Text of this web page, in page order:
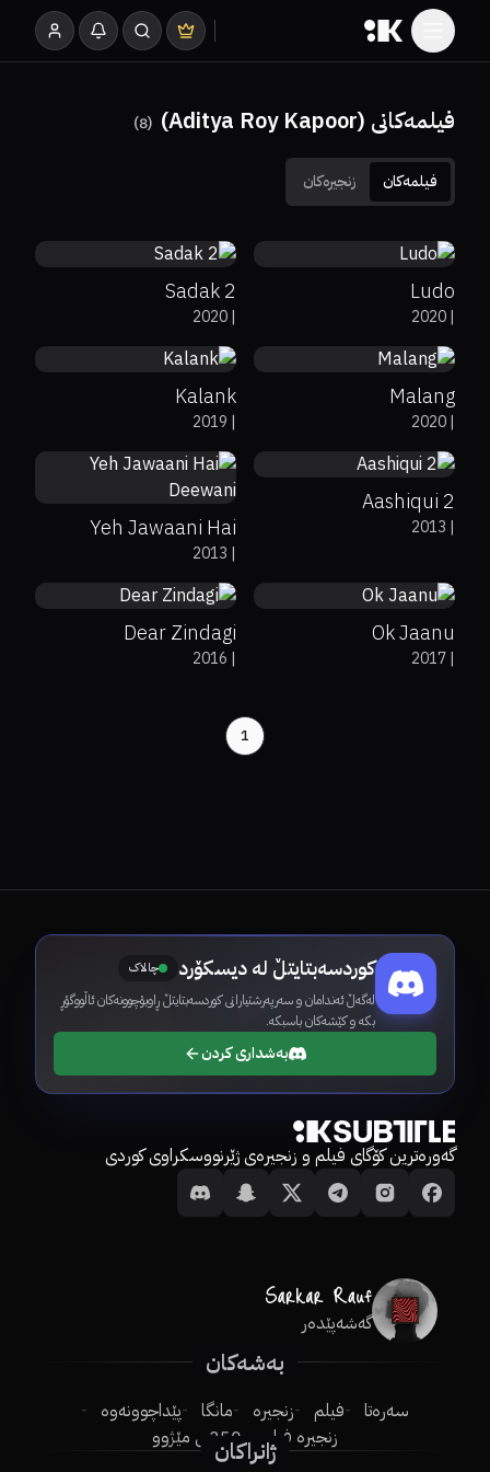
فیلمەکانی (Aditya Roy Kapoor) (
8
)
فیلمەکان زنجیرەکان 7.9
Ludo
|
2020
Sadak 2
|
2020
6.7
Malang
|
2020
3.6
35%
Kalank
|
2019
7
Aashiqui 2
|
2013
7.1
Yeh Jawaani Hai
Deewani|
2013
5.2
Ok Jaanu
|
2017
7.6
69%
0%
Dear Zindagi
|
2016
1
کوردسەبتایتڵ لە دیسکۆرد چالاک
لەگەڵ ئەندامان و سەرپەرشتیارانی کوردسەبتایتڵ ڕاوبۆچوونەکان ئاڵووگۆڕ
بکە و کێشەکان باسبکە.
بەشداری کردن
گەورەترین کۆگای فیلم و زنجیرەی ژێرنووسکراوی کوردی
گەشەپێدەر
بەشەکان
سەرەتا فیلم زنجیرە مانگا
پێداچوونەوە
زنجیرە فیلم
250ـی مێژوو
ژانراکان